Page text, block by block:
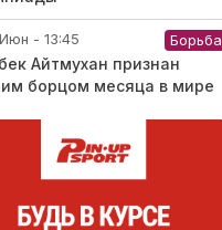
- 13:45 Борьба
Айтмухан признан
борцом месяца в мире